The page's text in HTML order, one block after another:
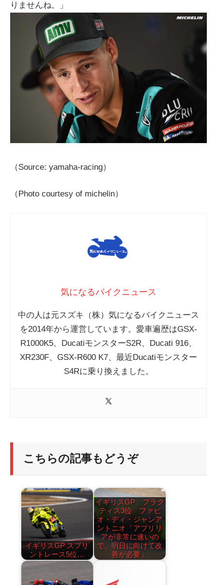
りませんね。」
（Source: yamaha-racing）
（Photo courtesy of michelin）
気になるバイクニュース
中の人は元スズキ（株）気になるバイクニュース
を2014年から運営しています。愛車遍歴はGSX-
R1000K5、DucatiモンスターS2R、Ducati 916、
XR230F、GSX-R600 K7、最近Ducatiモンスター
S4Rに乗り換えました。
こちらの記事もどうぞ
イギリスGP スプリ
ントレース5位…
イギリスGP プラク
ティス3位 ファビ
オ・ディ・ジャンア
ントニオ「アプリリ
アが非常に速いの
で、明日に向けて改
善が必要」